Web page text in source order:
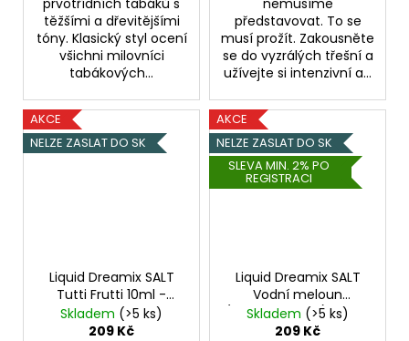
prvotřídních tabáků s
těžšími a dřevitějšími
tóny. Klasický styl ocení
všichni milovníci
tabákových...
nemusíme
představovat. To se
musí prožít. Zakousněte
se do vyzrálých třešní a
užívejte si intenzivní a...
AKCE
NELZE ZASLAT DO SK
Liquid Dreamix SALT
Tutti Frutti 10ml -
20mg
Skladem (>5 ks)
209 Kč
AKCE
NELZE ZASLAT DO SK
SLEVA MIN. 2% PO
REGISTRACI
Liquid Dreamix SALT
Vodní meloun
(Watermelon'S) 10ml -
20mg
Skladem (>5 ks)
209 Kč